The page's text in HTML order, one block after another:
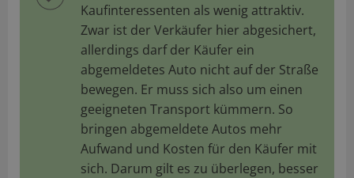
Kaufinteressenten als wenig attraktiv.
Zwar ist der Verkäufer hier abgesichert,
allerdings darf der Käufer ein
abgemeldetes Auto nicht auf der Straße
bewegen. Er muss sich also um einen
geeigneten Transport kümmern. So
bringen abgemeldete Autos mehr
Aufwand und Kosten für den Käufer mit
sich. Darum gilt es zu überlegen, besser